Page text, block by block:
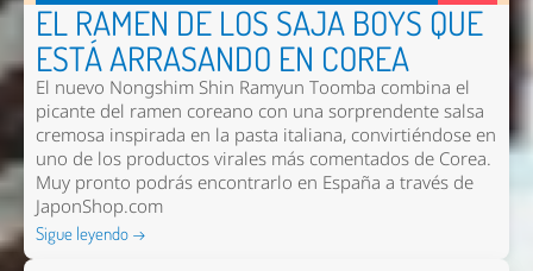
EL RAMEN DE LOS SAJA BOYS QUE
ESTÁ ARRASANDO EN COREA
El nuevo Nongshim Shin Ramyun Toomba combina el
picante del ramen coreano con una sorprendente salsa
cremosa inspirada en la pasta italiana, convirtiéndose en
uno de los productos virales más comentados de Corea.
Muy pronto podrás encontrarlo en España a través de
JaponShop.com
Sigue leyendo →